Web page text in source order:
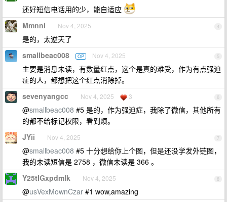
还好短信电话用的少，能自适应
4
Mmnni Nov 4, 2025
是的，太逆天了
5
smallbeac008 OP Nov 4, 2025
主要是消息未读，有数量红点，这个是真的难受，作为有点强迫
症的人，都想把这个红点消除掉。
6
sevenyangcc Nov 4, 2025 3
@smallbeac008 #5 是的，作为强迫症，我除了微信，其他所有
的都不给标记权限，看到烦。
7
JYii Nov 4, 2025
@smallbeac008 #5 十分想给你上个图，但是还没学发外链图，
我的未读短信是 2758 ，微信未读是 366 。
8
Y25tIGxpdmlk Nov 4, 2025
@usVexMownCzar #1 wow,amazing